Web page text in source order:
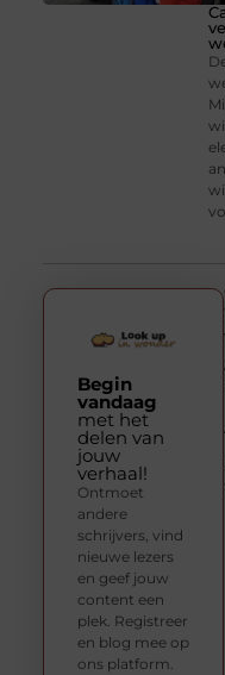
Begin
vandaag
met het
delen van
jouw
verhaal!
Ontmoet
andere
schrijvers, vind
nieuwe lezers
en geef jouw
content een
plek. Registreer
en blog mee op
ons platform.